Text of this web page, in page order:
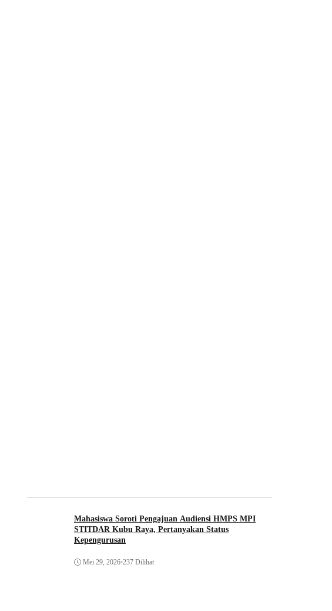
Mahasiswa Soroti Pengajuan Audiensi HMPS MPI
STITDAR Kubu Raya, Pertanyakan Status
Kepengurusan
Mei 29, 2026•237 Dilihat